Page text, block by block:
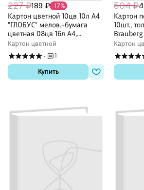
227 ₽189 ₽ -17%
Картон цветной 10цв 10л А4
"ГЛОБУС" мелов.+бумага
цветная 08цв 16л А4,
склейка
Картон цветной
·
1
Купить
504 ₽
Картон
10шт.,
Brauberg
Картон